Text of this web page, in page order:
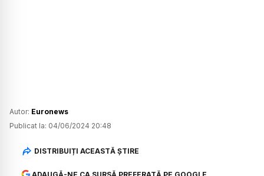
Autor: Euronews
Publicat la: 04/06/2024 20:48
DISTRIBUIȚI ACEASTĂ ȘTIRE